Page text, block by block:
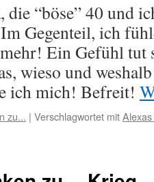
“böse” 40 und
Gegenteil, ich
Ein Gefühl tut
wieso und
ich mich! Befreit!
zu... | Verschlagwortet mit